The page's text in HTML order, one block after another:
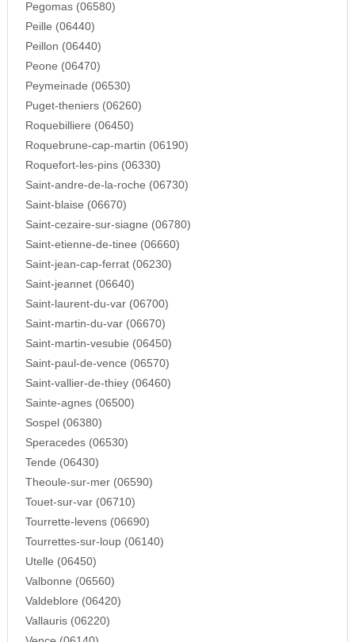
Pegomas (06580)
Peille (06440)
Peillon (06440)
Peone (06470)
Peymeinade (06530)
Puget-theniers (06260)
Roquebilliere (06450)
Roquebrune-cap-martin (06190)
Roquefort-les-pins (06330)
Saint-andre-de-la-roche (06730)
Saint-blaise (06670)
Saint-cezaire-sur-siagne (06780)
Saint-etienne-de-tinee (06660)
Saint-jean-cap-ferrat (06230)
Saint-jeannet (06640)
Saint-laurent-du-var (06700)
Saint-martin-du-var (06670)
Saint-martin-vesubie (06450)
Saint-paul-de-vence (06570)
Saint-vallier-de-thiey (06460)
Sainte-agnes (06500)
Sospel (06380)
Speracedes (06530)
Tende (06430)
Theoule-sur-mer (06590)
Touet-sur-var (06710)
Tourrette-levens (06690)
Tourrettes-sur-loup (06140)
Utelle (06450)
Valbonne (06560)
Valdeblore (06420)
Vallauris (06220)